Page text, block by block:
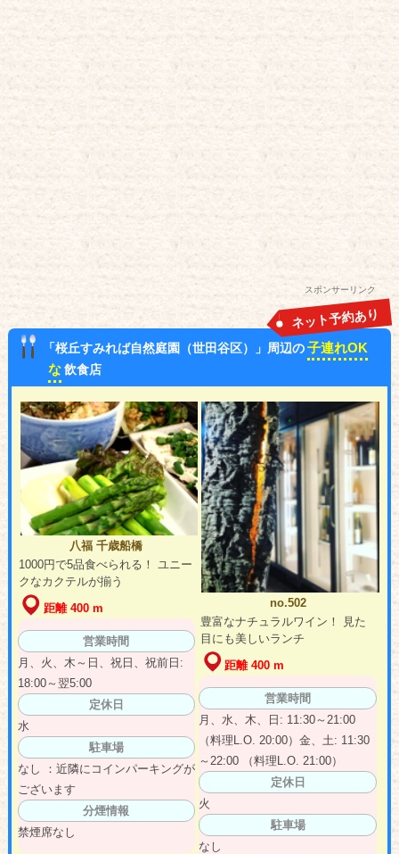
スポンサーリンク
「桜丘すみれば自然庭園（世田谷区）」周辺の子連れOK
な 飲食店
ネット予約あり
八福 千歳船橋
1000円で5品食べられる！ ユニー
クなカクテルが揃う
距離 400 m
営業時間
月、火、木～日、祝日、祝前日:
18:00～翌5:00
定休日
水
駐車場
なし ：近隣にコインパーキングが
ございます
分煙情報
禁煙席なし
no.502
豊富なナチュラルワイン！ 見た
目にも美しいランチ
距離 400 m
営業時間
月、水、木、日: 11:30～21:00
（料理L.O. 20:00）金、土: 11:30
～22:00 （料理L.O. 21:00）
定休日
火
駐車場
なし